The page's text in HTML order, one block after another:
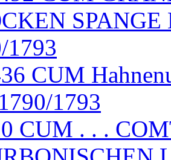
1793
CUM
1793
CUM . . .